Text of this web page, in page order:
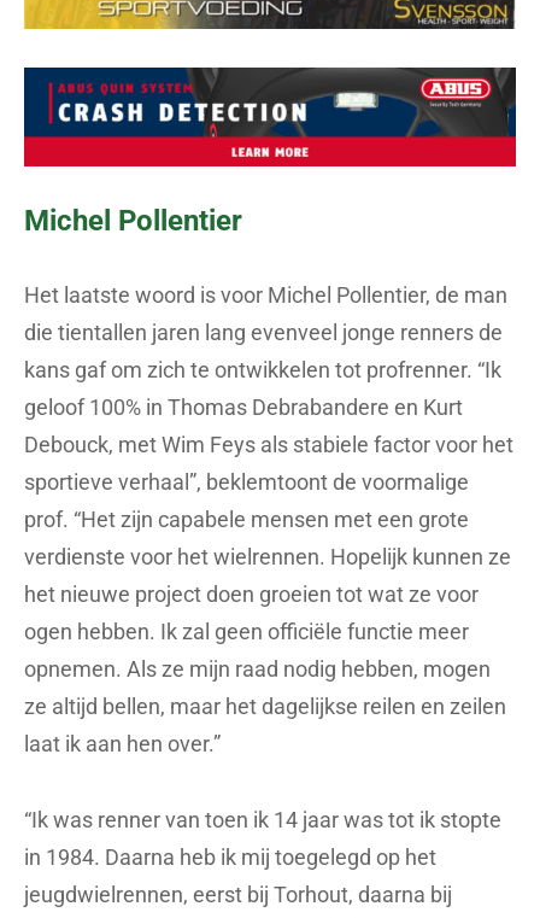
Michel Pollentier
Het laatste woord is voor Michel Pollentier, de man
die tientallen jaren lang evenveel jonge renners de
kans gaf om zich te ontwikkelen tot profrenner. “Ik
geloof 100% in Thomas Debrabandere en Kurt
Debouck, met Wim Feys als stabiele factor voor het
sportieve verhaal”, beklemtoont de voormalige
prof. “Het zijn capabele mensen met een grote
verdienste voor het wielrennen. Hopelijk kunnen ze
het nieuwe project doen groeien tot wat ze voor
ogen hebben. Ik zal geen officiële functie meer
opnemen. Als ze mijn raad nodig hebben, mogen
ze altijd bellen, maar het dagelijkse reilen en zeilen
laat ik aan hen over.”
“Ik was renner van toen ik 14 jaar was tot ik stopte
in 1984. Daarna heb ik mij toegelegd op het
jeugdwielrennen, eerst bij Torhout, daarna bij